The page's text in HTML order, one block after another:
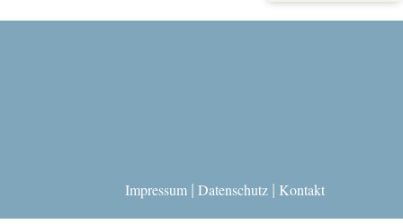
Impressum Datenschutz Kontakt